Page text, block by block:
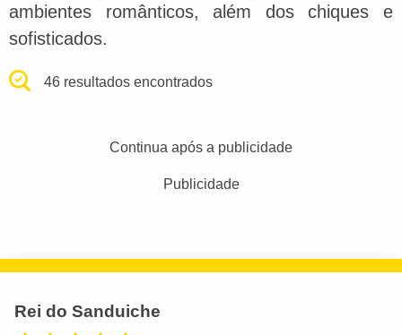
ambientes românticos, além dos chiques e
sofisticados.
46 resultados encontrados
Continua após a publicidade
Publicidade
Rei do Sanduiche